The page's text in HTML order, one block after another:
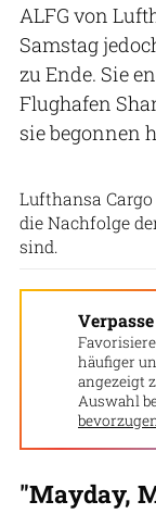
ALFG von
Samstag
zu Ende. Sie
Flughafen
sie begonnen
Lufthansa
die Nachfolge
sind.
häufiger
angezeigt
Auswahl
"Mayday,